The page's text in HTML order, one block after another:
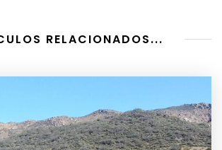
RELACIONADOS...